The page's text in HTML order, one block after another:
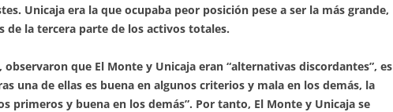
Unicaja era la que ocupaba peor posición pese a ser la más grande,
de la tercera parte de los activos totales.
observaron que El Monte y Unicaja eran “alternativas discordantes”, es
una de ellas es buena en algunos criterios y mala en los demás, la
primeros y buena en los demás”. Por tanto, El Monte y Unicaja se